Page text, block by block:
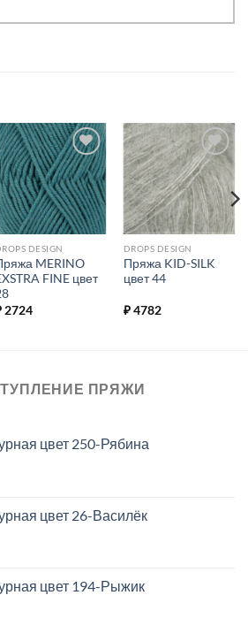
Добавить в
избранное.
DESIGN
MERINO
FINE цвет
2724
Добавить в
избранное.
DROPS DESIGN
Пряжа KID-SILK
цвет 44
₽4782
ПРЯЖИ
цвет 250-Рябина
цвет 26-Василёк
цвет 194-Рыжик